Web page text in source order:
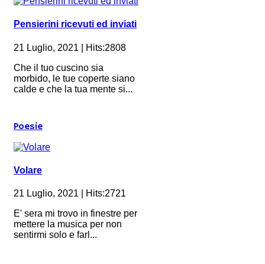
Pensierini ricevuti ed inviati
21 Luglio, 2021 | Hits:2808
Che il tuo cuscino sia
morbido, le tue coperte siano
calde e che la tua mente si...
Poesie
Volare
21 Luglio, 2021 | Hits:2721
E' sera mi trovo in finestre per
mettere la musica per non
sentirmi solo e farl...